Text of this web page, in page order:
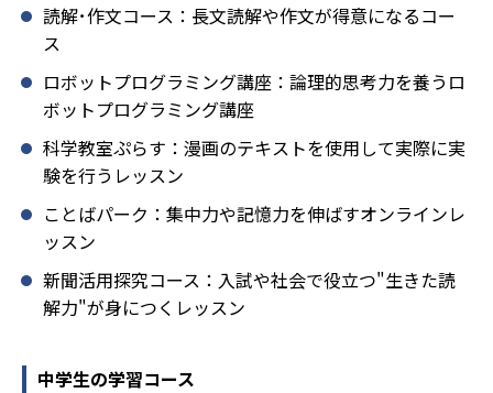
読解･作文コース：長文読解や作文が得意になるコー
ス
ロボットプログラミング講座：論理的思考力を養うロ
ボットプログラミング講座
科学教室ぷらす：漫画のテキストを使用して実際に実
験を行うレッスン
ことばパーク：集中力や記憶力を伸ばすオンラインレ
ッスン
新聞活用探究コース：入試や社会で役立つ"生きた読
解力"が身につくレッスン
中学生の学習コース